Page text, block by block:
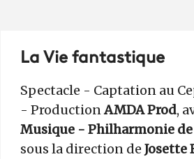
La Vie fantastique
Spectacle - Captation au
- ProductionAMDA Prod,
Musique - Philharmonie de
sous la direction de Josette